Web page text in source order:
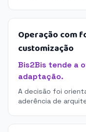
Operação com
customização
Bis2Bis tende a
adaptação.
A decisão foi
aderência de